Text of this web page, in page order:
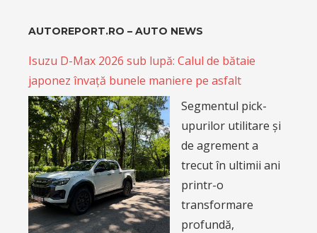
AUTOREPORT.RO – AUTO NEWS
Isuzu D-Max 2026 sub lupă: Calul de bătaie
japonez învață bunele maniere pe asfalt
Segmentul pick-
upurilor utilitare și
de agrement a
trecut în ultimii ani
printr-o
transformare
profundă,